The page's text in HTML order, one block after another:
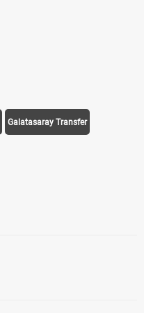
Galatasaray Transfer